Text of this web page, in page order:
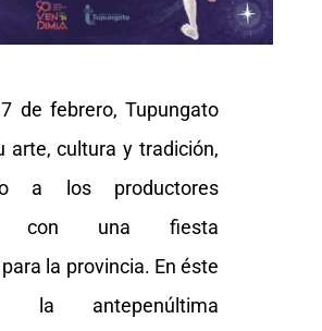
de febrero, Tupungato
arte, cultura y tradición,
a los productores
con una fiesta
la provincia. En éste
la antepenúltima